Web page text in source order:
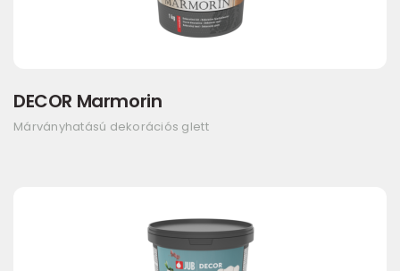
DECOR Marmorin
Márványhatású dekorációs glett